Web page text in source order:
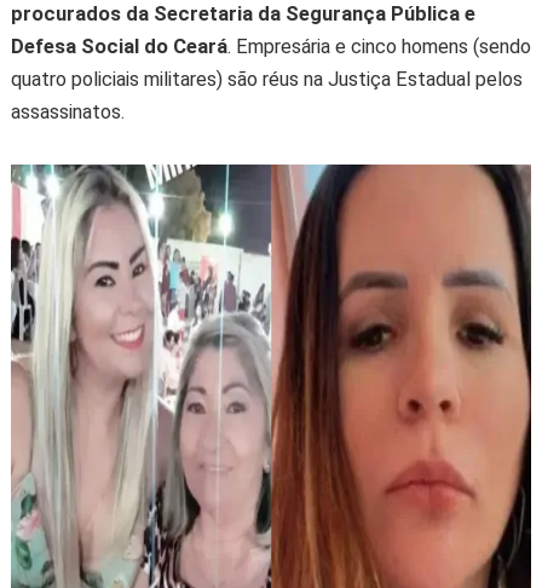
procurados da Secretaria da Segurança Pública e
Defesa Social do Ceará. Empresária e cinco homens (sendo
quatro policiais militares) são réus na Justiça Estadual pelos
assassinatos.